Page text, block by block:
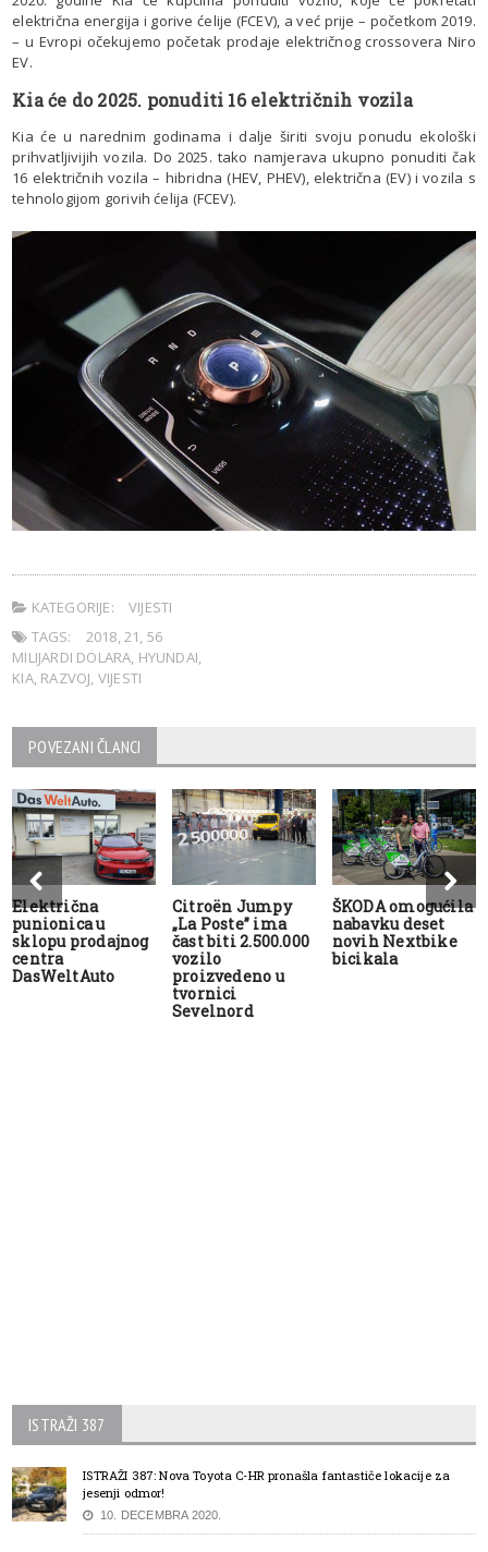
električna energija i gorive ćelije (FCEV), a već prije – početkom 2019.
– u Evropi očekujemo početak prodaje električnog crossovera Niro
EV.
Kia će do 2025. ponuditi 16 električnih vozila
Kia će u narednim godinama i dalje širiti svoju ponudu ekološki
prihvatljivijih vozila. Do 2025. tako namjerava ukupno ponuditi čak
16 električnih vozila – hibridna (HEV, PHEV), električna (EV) i vozila s
tehnologijom gorivih ćelija (FCEV).
KATEGORIJE:
VIJESTI
TAGS:
2018,21, 56
MILIJARDI DOLARA, HYUNDAI,
KIA, RAZVOJ, VIJESTI
POVEZANI ČLANCI
Električna
punionica u
sklopu prodajnog
centra
DasWeltAuto
Citroën Jumpy
„La Poste” ima
čast biti 2.500.000
vozilo
proizvedeno u
tvornici
Sevelnord
ŠKODA omogućila
nabavku deset
novih Nextbike
bicikala
ISTRAŽI 387
ISTRAŽI 387: Nova Toyota C-HR pronašla fantastiče lokacije za
jesenji odmor!
10. DECEMBRA 2020.